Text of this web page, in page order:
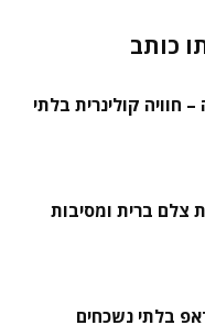
כותב
חוויה קולינרית בלתי
צלם ברית ומסיבות
בלתי נשכחים